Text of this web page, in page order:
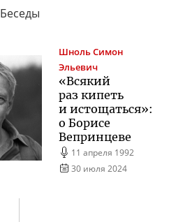
Беседы
ШнольСимон
Эльевич
«Всякий
раз кипеть
и истощаться»:
о Борисе
Вепринцеве
11 апреля 1992
30 июля 2024